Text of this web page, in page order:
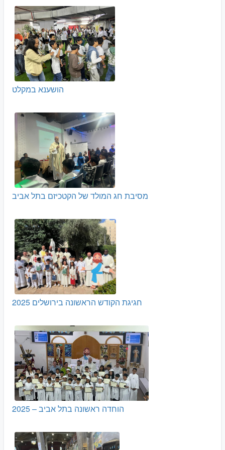
הושענא במקלט
מסיבת חג המולד של הקטכיזם בתל אביב
חגיגת הקודש הראשונה בירושלים 2025
הוחדה ראשונה בתל אביב – 2025